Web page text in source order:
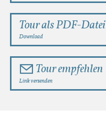
Tour als PDF-Datei
Download
Tour empfehlen
Link versenden